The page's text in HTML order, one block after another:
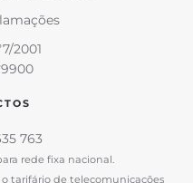
2001
763
rede fixa nacional.
tarifário de telecomunicações